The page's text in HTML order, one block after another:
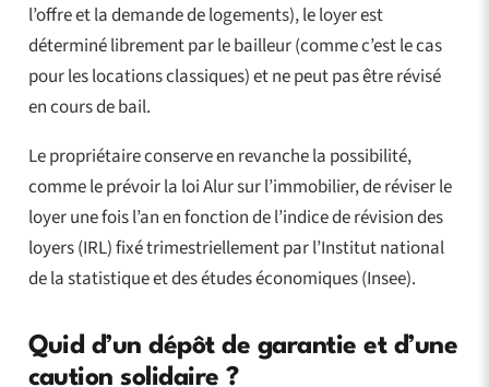
l’offre et la demande de logements), le loyer est
déterminé librement par le bailleur (comme c’est le cas
pour les locations classiques) et ne peut pas être révisé
en cours de bail.
Le propriétaire conserve en revanche la possibilité,
comme le prévoir la loi Alur sur l’immobilier, de réviser le
loyer une fois l’an en fonction de l’indice de révision des
loyers (IRL) fixé trimestriellement par l’Institut national
de la statistique et des études économiques (Insee).
Quid d’un dépôt de garantie et d’une
caution solidaire ?